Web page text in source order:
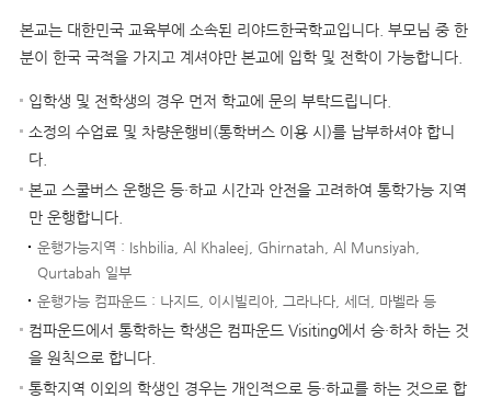
본교는 대한민국 교육부에 소속된 리야드한국학교입니다. 부모님 중 한
분이 한국 국적을 가지고 계셔야만 본교에 입학 및 전학이 가능합니다.
입학생 및 전학생의 경우 먼저 학교에 문의 부탁드립니다.
소정의 수업료 및 차량운행비(통학버스 이용 시)를 납부하셔야 합니
다.
본교 스쿨버스 운행은 등·하교 시간과 안전을 고려하여 통학가능 지역
만 운행합니다.
운행가능지역 : Ishbilia, Al Khaleej, Ghirnatah, Al Munsiyah,
Qurtabah 일부
운행가능 컴파운드 : 나지드, 이시빌리아, 그라나다, 세더, 마벨라 등
컴파운드에서 통학하는 학생은 컴파운드 Visiting에서 승·하차 하는 것
을 원칙으로 합니다.
통학지역 이외의 학생인 경우는 개인적으로 등·하교를 하는 것으로 합